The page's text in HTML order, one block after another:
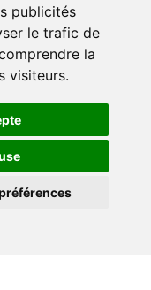
publicités
le trafic de
la
visiteurs.
votre e-mail